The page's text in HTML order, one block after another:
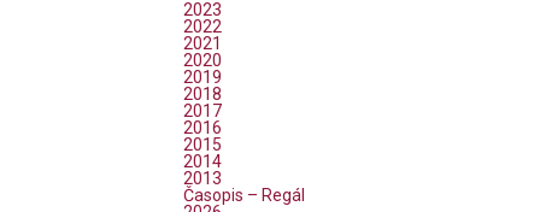
2023
2022
2021
2020
2019
2018
2017
2016
2015
2014
2013
Časopis – Regál